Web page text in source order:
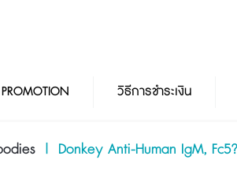
PROMOTION วิธีการชำระเงิน
| Donkey Anti-Human IgM,